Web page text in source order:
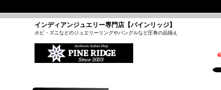
インディアンジュエリー専門店【パインリッジ】
ホピ・ズニなどのジュエリーリングやバングルなど圧巻の品揃え